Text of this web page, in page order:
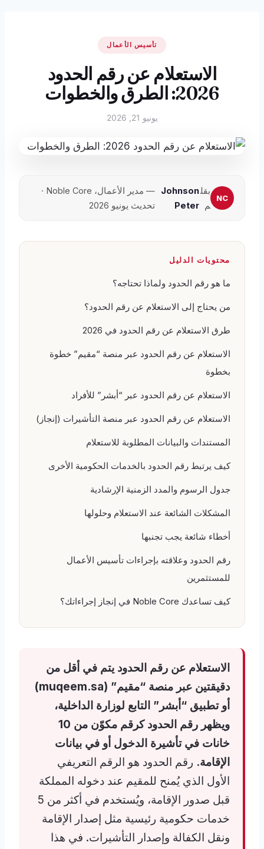
تأسيس الأعمال
الاستعلام عن رقم الحدود
2026: الطرق والخطوات
يونيو 21, 2026
بقل
م
Johnson
Peter
— مدير الأعمال، Noble Core ·
تحديث يونيو 2026
محتويات الدليل
ما هو رقم الحدود ولماذا تحتاجه؟
من يحتاج إلى الاستعلام عن رقم الحدود؟
طرق الاستعلام عن رقم الحدود في 2026
الاستعلام عن رقم الحدود عبر منصة “مقيم” خطوة
بخطوة
الاستعلام عن رقم الحدود عبر “أبشر” للأفراد
الاستعلام عن رقم الحدود عبر منصة التأشيرات (إنجاز)
المستندات والبيانات المطلوبة للاستعلام
كيف يرتبط رقم الحدود بالخدمات الحكومية الأخرى
جدول الرسوم والمدد الزمنية الإرشادية
المشكلات الشائعة عند الاستعلام وحلولها
أخطاء شائعة يجب تجنبها
رقم الحدود وعلاقته بإجراءات تأسيس الأعمال
للمستثمرين
كيف تساعدك Noble Core في إنجاز إجراءاتك؟
الاستعلام عن رقم الحدود يتم في أقل من
دقيقتين عبر منصة “مقيم” (muqeem.sa)
أو تطبيق “أبشر” التابع لوزارة الداخلية،
ويظهر رقم الحدود كرقم مكوّن من 10
خانات في تأشيرة الدخول أو في بيانات
الإقامة. رقم الحدود هو الرقم التعريفي
الأول الذي يُمنح للمقيم عند دخوله المملكة
قبل صدور الإقامة، ويُستخدم في أكثر من 5
خدمات حكومية رئيسية مثل إصدار الإقامة
ونقل الكفالة وإصدار التأشيرات. في هذا